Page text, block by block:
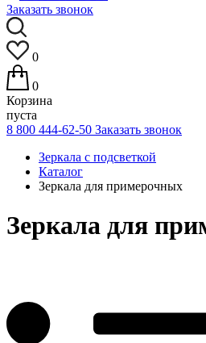
Заказать звонок
0
0
Корзина
пуста
8 800 444-62-50 Заказать звонок
Зеркала с подсветкой
Каталог
Зеркала для примерочных
Зеркала для